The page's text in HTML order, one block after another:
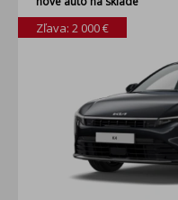
Zľava: 2 000 €